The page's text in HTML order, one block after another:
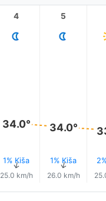
4
34.0°
1% Kiša
↑
25.0 km/h
5
34.0°
1% Kiša
↑
26.0 km/h